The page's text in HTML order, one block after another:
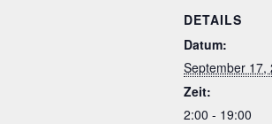
DETAILS
Datum:
September 17,
Zeit:
2:00 - 19:00